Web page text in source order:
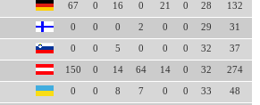
67 0 16 0 21 0 28 132
0 0 0 2 0 0 29 31
0 0 5 0 0 0 32 37
150 0 14 64 14 0 32 274
0 0 8 7 0 0 33 48